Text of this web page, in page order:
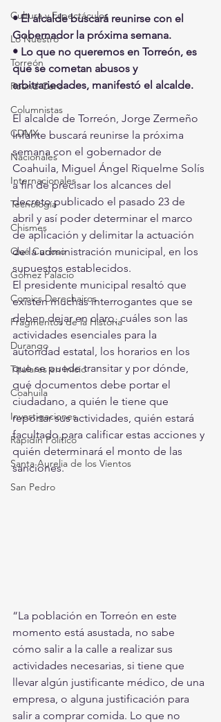
Cultura y Espectáculos
Lo Nuestro
Torreón
Round Cero
Columnistas
CDMX
Nacionales
Internacionales
Tecnología
Chismes
Qué Curioso
Gómez Palacio
Comics Derechairos
Fragmentos de la Historia
Durango
Titulares en Inicio
Coahuila
Investigaciones
Rapidín Político
Santa Aurelia de los Vientos
San Pedro
• El alcalde buscará reunirse con el
Gobernador la próxima semana.
• Lo que no queremos en Torreón, es
que se cometan abusos y
arbitrariedades, manifestó el alcalde.
El alcalde de Torreón, Jorge Zermeño
Infante buscará reunirse la próxima
semana con el gobernador de
Coahuila, Miguel Ángel Riquelme Solís
a fin de precisar los alcances del
decreto publicado el pasado 23 de
abril y así poder determinar el marco
de aplicación y delimitar la actuación
de la administración municipal, en los
supuestos establecidos.
El presidente municipal resaltó que
existen muchas interrogantes que se
deben dejar en claro, cuáles son las
actividades esenciales para la
autoridad estatal, los horarios en los
que se puede transitar y por dónde,
qué documentos debe portar el
ciudadano, a quién le tiene que
reportar sus actividades, quién estará
facultado para calificar estas acciones y
quién determinará el monto de las
sanciones.
“La población en Torreón en este
momento está asustada, no sabe
cómo salir a la calle a realizar sus
actividades necesarias, si tiene que
llevar algún justificante médico, de una
empresa, o alguna justificación para
salir a comprar comida. Lo que no